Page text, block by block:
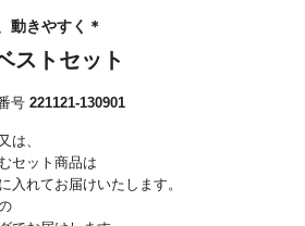
動きやすく＊
ストセット
号 221121-130901
は、
セット商品は
入れてお届けいたします。